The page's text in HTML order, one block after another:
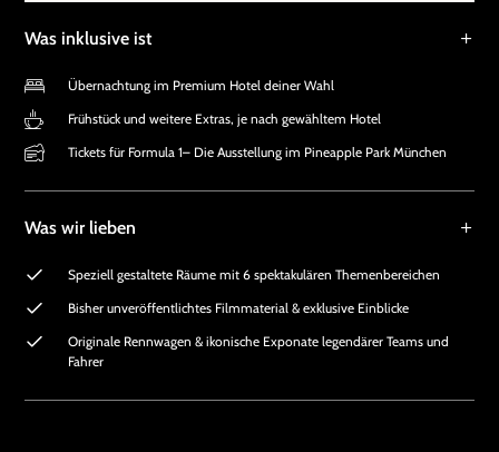
Was inklusive ist
Übernachtung im Premium Hotel deiner Wahl
Frühstück und weitere Extras, je nach gewähltem Hotel
Tickets für Formula 1– Die Ausstellung im Pineapple Park München
Was wir lieben
Speziell gestaltete Räume mit 6 spektakulären Themenbereichen
Bisher unveröffentlichtes Filmmaterial & exklusive Einblicke
Originale Rennwagen & ikonische Exponate legendärer Teams und
Fahrer